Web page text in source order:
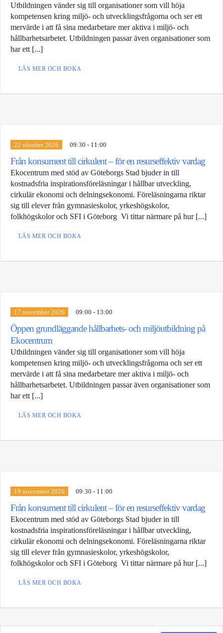
Utbildningen vänder sig till organisationer som vill höja
kompetensen kring miljö- och utvecklingsfrågorna och ser ett
mervärde i att få sina medarbetare mer aktiva i miljö- och
hållbarhetsarbetet. Utbildningen passar även organisationer som
har ett [...]
LÄS MER OCH BOKA
22 oktober 2026 09:30 - 11:00
Från konsument till cirkulent – för en resurseffektiv vardag
Ekocentrum med stöd av Göteborgs Stad bjuder in till
kostnadsfria inspirationsföreläsningar i hållbar utveckling,
cirkulär ekonomi och delningsekonomi. Föreläsningarna riktar
sig till elever från gymnasieskolor, yrkeshögskolor,
folkhögskolor och SFI i Göteborg Vi tittar närmare på hur [...]
LÄS MER OCH BOKA
17 november 2026 09:00 - 13:00
Öppen grundläggande hållbarhets- och miljöutbildning på
Ekocentrum
Utbildningen vänder sig till organisationer som vill höja
kompetensen kring miljö- och utvecklingsfrågorna och ser ett
mervärde i att få sina medarbetare mer aktiva i miljö- och
hållbarhetsarbetet. Utbildningen passar även organisationer som
har ett [...]
LÄS MER OCH BOKA
19 november 2026 09:30 - 11:00
Från konsument till cirkulent – för en resurseffektiv vardag
Ekocentrum med stöd av Göteborgs Stad bjuder in till
kostnadsfria inspirationsföreläsningar i hållbar utveckling,
cirkulär ekonomi och delningsekonomi. Föreläsningarna riktar
sig till elever från gymnasieskolor, yrkeshögskolor,
folkhögskolor och SFI i Göteborg Vi tittar närmare på hur [...]
LÄS MER OCH BOKA